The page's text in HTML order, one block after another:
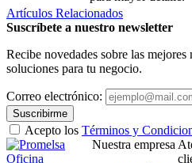
Artículos Relacionados
Suscríbete a nuestro newsletter
Recibe novedades sobre las
soluciones para tu negocio.
Correo electrónico:
Suscribirme
Acepto los Términos y
Oficina
Nuestra empresa